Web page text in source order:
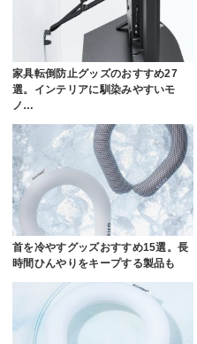
家具転倒防止グッズのおすすめ27
選。インテリアに馴染みやすいモ
ノ…
首を冷やすグッズおすすめ15選。長
時間ひんやりをキープする製品も